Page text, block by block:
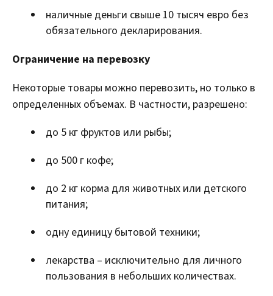
наличные деньги свыше 10 тысяч евро без
обязательного декларирования.
Ограничение на перевозку
Некоторые товары можно перевозить, но только в
определенных объемах. В частности, разрешено:
до 5 кг фруктов или рыбы;
до 500 г кофе;
до 2 кг корма для животных или детского
питания;
одну единицу бытовой техники;
лекарства – исключительно для личного
пользования в небольших количествах.